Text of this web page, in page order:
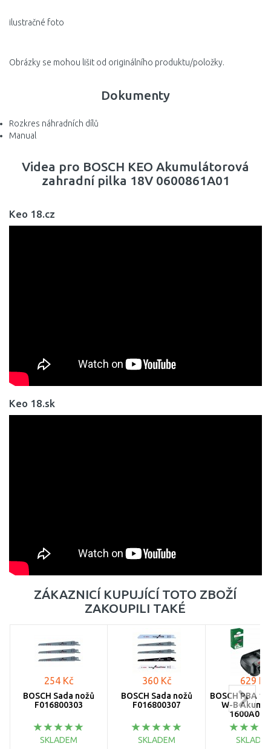
ilustračné foto
Obrázky se mohou lišit od originálního produktu/položky.
Dokumenty
Rozkres náhradních dílů
Manual
Videa pro BOSCH KEO Akumulátorová
zahradní pilka 18V 0600861A01
Keo 18.cz
Keo 18.sk
ZÁKAZNICÍ KUPUJÍCÍ TOTO ZBOŽÍ
ZAKOUPILI TAKÉ
254 Kč
BOSCH Sada nožů
F016800303
SKLADEM
360 Kč
BOSCH Sada nožů
F016800307
SKLADEM
629 Kč
BOSCH PBA
W-B